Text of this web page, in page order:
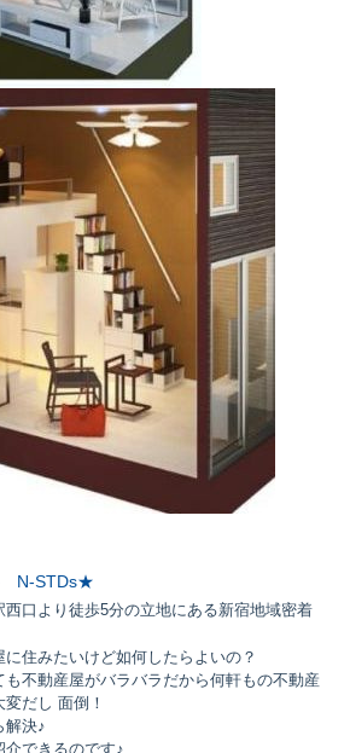
N-STDs★
口より徒歩5分の立地にある新宿地域密着
住みたいけど如何したらよいの？
不動産屋がバラバラだから何軒もの不動産
だし 面倒！
解決♪
できるのです♪